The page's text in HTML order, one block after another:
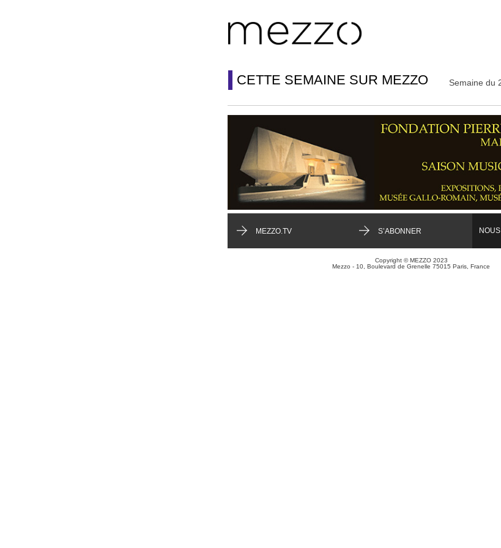
CETTE SEMAINE SUR MEZZO Semaine du
MEZZO.TV S’ABONNER
Copyright © MEZZO 2023
Mezzo - 10, Boulevard de Grenelle 75015 Paris, France